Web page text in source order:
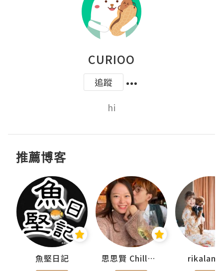
CURIOO
追蹤
hi
推薦博客
魚堅日記 思思賢 ChillMyBabe